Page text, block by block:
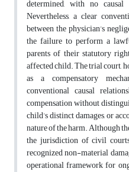
determined, with no
Nevertheless, a clear
between the physician’s
the failure to perform a
parents of their statutory
affected child. The trial court,
as a compensatory
conventional causal
compensation without
child’s distinct damages, or
nature of the harm. Although
the jurisdiction of civil
recognized non-material
operational framework for